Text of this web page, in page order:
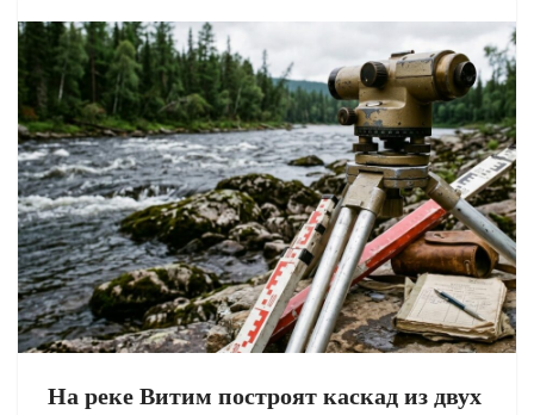
На реке Витим построят каскад из двух